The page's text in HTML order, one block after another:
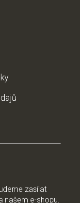
zasílat
našem e-shopu.